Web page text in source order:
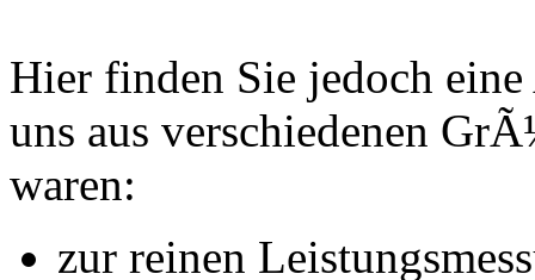
Hier finden Sie jedoch
uns aus verschiedenen
waren:
zur reinen